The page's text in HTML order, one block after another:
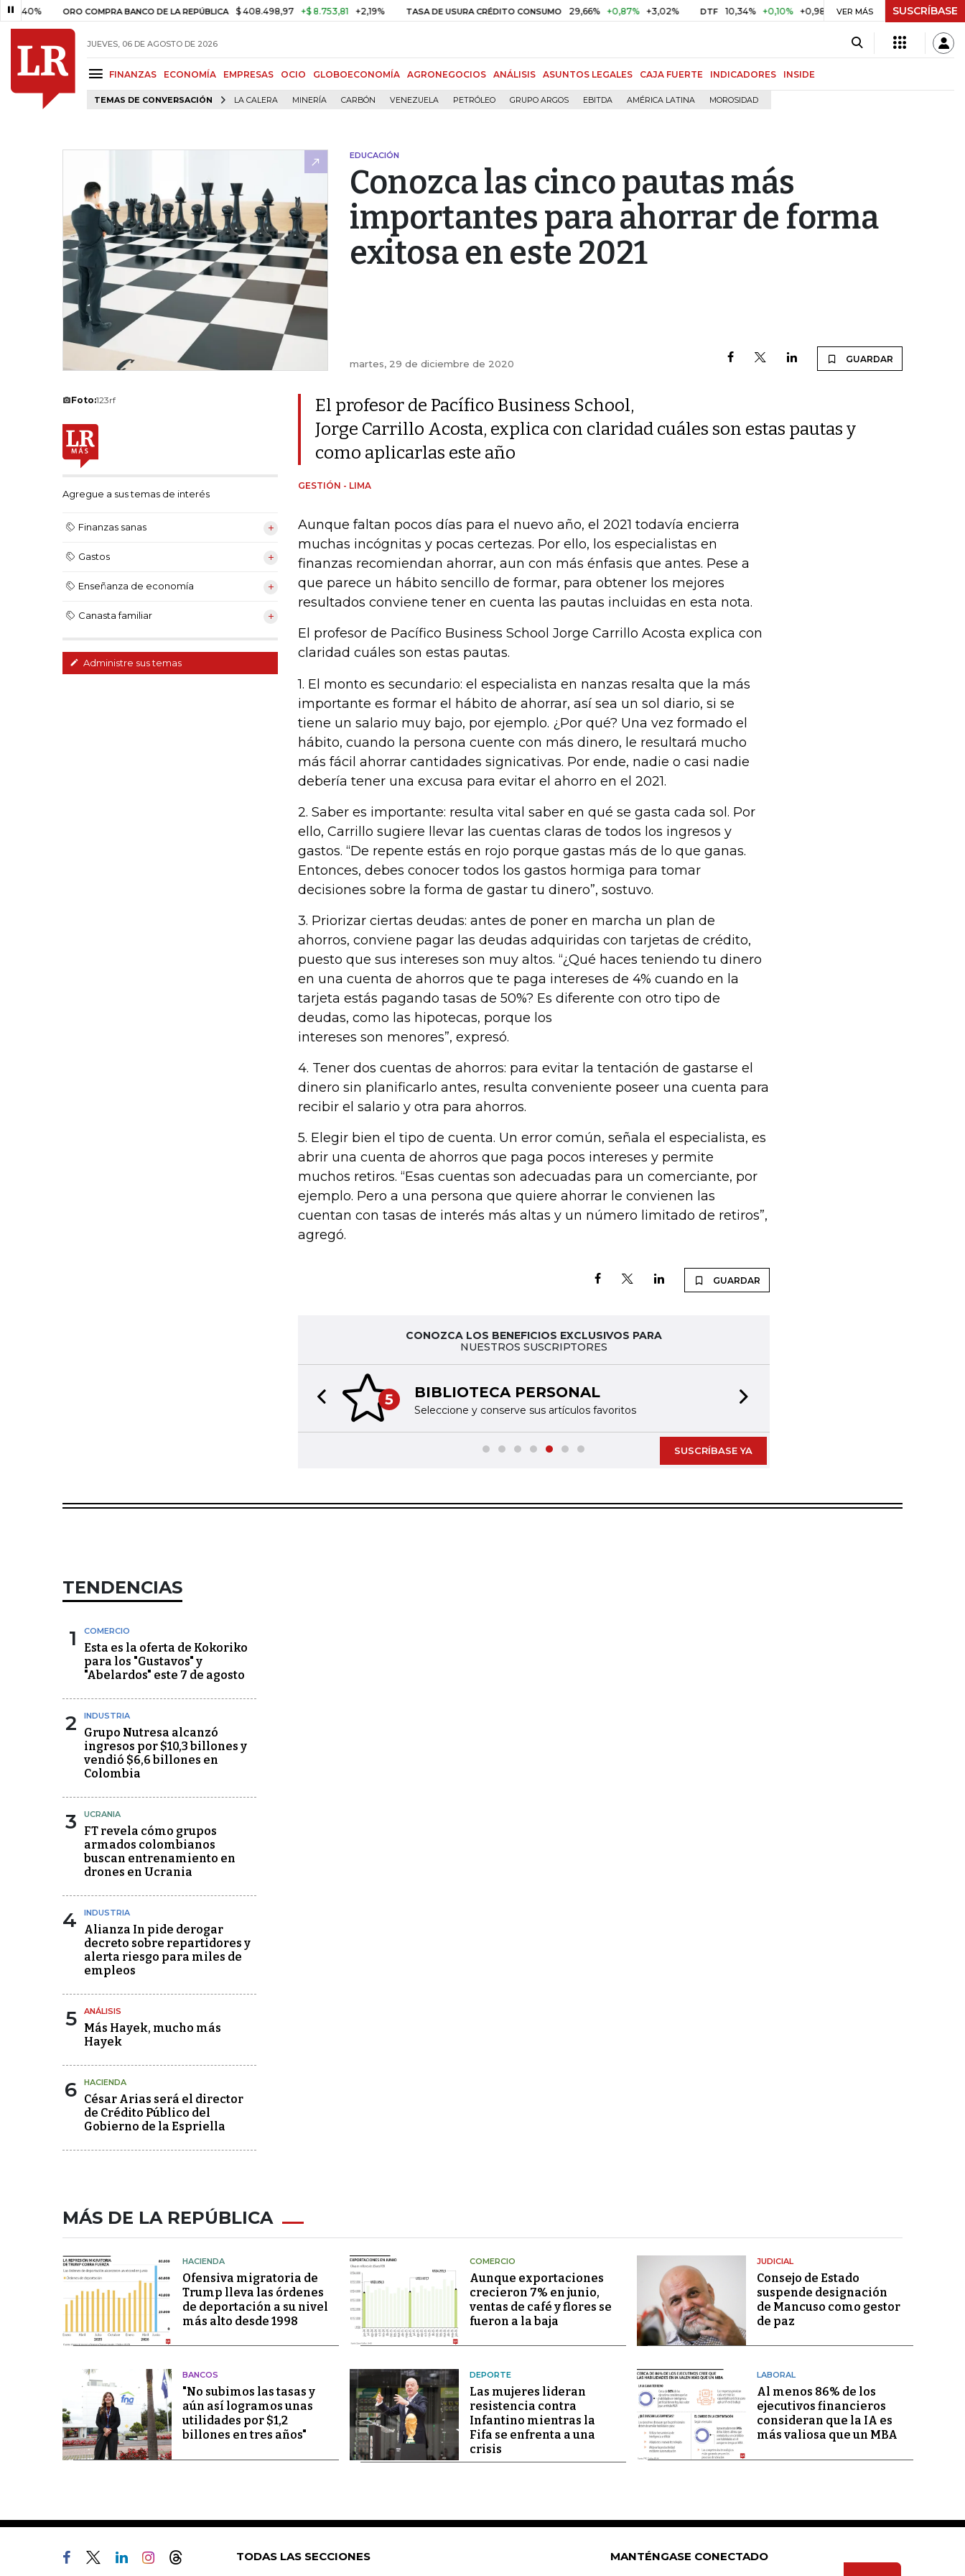
ORO COMPRA BANCO DE LA REPÚBLICA $ 408.498,97 +$ 8.753,81 +2,19% TASA DE USURA CRÉDITO CONSUMO 29,66% +0,87% +3,02% DTF 10,34% +0,10% +0,98% UVR $ 416,91 +$ 0,05 +0,01%
VER MÁS SUSCRÍBASE
JUEVES, 06 DE AGOSTO DE 2026
FINANZAS ECONOMÍA EMPRESAS OCIO GLOBOECONOMÍA AGRONEGOCIOS ANÁLISIS ASUNTOS LEGALES CAJA FUERTE INDICADORES INSIDE
TEMAS DE CONVERSACIÓN LA CALERA MINERÍA CARBÓN VENEZUELA PETRÓLEO GRUPO ARGOS EBITDA AMÉRICA LATINA MOROSIDAD
EDUCACIÓN
Conozca las cinco pautas más
importantes para ahorrar de forma
exitosa en este 2021
martes, 29 de diciembre de 2020 GUARDAR
Foto:123rf
Agregue a sus temas de interés
Finanzas sanas
Gastos
Enseñanza de economía
Canasta familiar
Administre sus temas
El profesor de Pacífico Business School,
Jorge Carrillo Acosta, explica con claridad cuáles son estas pautas y
como aplicarlas este año
GESTIÓN - LIMA
Aunque faltan pocos días para el nuevo año, el 2021 todavía encierra
muchas incógnitas y pocas certezas. Por ello, los especialistas en
finanzas recomiendan ahorrar, aun con más énfasis que antes. Pese a
que parece un hábito sencillo de formar, para obtener los mejores
resultados conviene tener en cuenta las pautas incluidas en esta nota.
El profesor de Pacífico Business School Jorge Carrillo Acosta explica con
claridad cuáles son estas pautas.
1. El monto es secundario: el especialista en nanzas resalta que la más
importante es formar el hábito de ahorrar, así sea un sol diario, si se
tiene un salario muy bajo, por ejemplo. ¿Por qué? Una vez formado el
hábito, cuando la persona cuente con más dinero, le resultará mucho
más fácil ahorrar cantidades signicativas. Por ende, nadie o casi nadie
debería tener una excusa para evitar el ahorro en el 2021.
2. Saber es importante: resulta vital saber en qué se gasta cada sol. Por
ello, Carrillo sugiere llevar las cuentas claras de todos los ingresos y
gastos. “De repente estás en rojo porque gastas más de lo que ganas.
Entonces, debes conocer todos los gastos hormiga para tomar
decisiones sobre la forma de gastar tu dinero”, sostuvo.
3. Priorizar ciertas deudas: antes de poner en marcha un plan de
ahorros, conviene pagar las deudas adquiridas con tarjetas de crédito,
puesto que sus intereses son muy altos. “¿Qué haces teniendo tu dinero
en una cuenta de ahorros que te paga intereses de 4% cuando en la
tarjeta estás pagando tasas de 50%? Es diferente con otro tipo de
deudas, como las hipotecas, porque los
intereses son menores”, expresó.
4. Tener dos cuentas de ahorros: para evitar la tentación de gastarse el
dinero sin planificarlo antes, resulta conveniente poseer una cuenta para
recibir el salario y otra para ahorros.
5. Elegir bien el tipo de cuenta. Un error común, señala el especialista, es
abrir una cuenta de ahorros que paga pocos intereses y permite
muchos retiros. “Esas cuentas son adecuadas para un comerciante, por
ejemplo. Pero a una persona que quiere ahorrar le convienen las
cuentan con tasas de interés más altas y un número limitado de retiros”,
agregó.
GUARDAR
CONOZCA LOS BENEFICIOS EXCLUSIVOS PARA
NUESTROS SUSCRIPTORES
5 BIBLIOTECA PERSONAL
Seleccione y conserve sus artículos favoritos
Previous slide
SUSCRÍBASE YA
TENDENCIAS
1 COMERCIO
Esta es la oferta de Kokoriko
para los "Gustavos" y
"Abelardos" este 7 de agosto
2 INDUSTRIA
Grupo Nutresa alcanzó
ingresos por $10,3 billones y
vendió $6,6 billones en
Colombia
3 UCRANIA
FT revela cómo grupos
armados colombianos
buscan entrenamiento en
drones en Ucrania
4 INDUSTRIA
Alianza In pide derogar
decreto sobre repartidores y
alerta riesgo para miles de
empleos
5 ANÁLISIS
Más Hayek, mucho más
Hayek
6 HACIENDA
César Arias será el director
de Crédito Público del
Gobierno de la Espriella
MÁS DE LA REPÚBLICA
HACIENDA
Ofensiva migratoria de
Trump lleva las órdenes
de deportación a su nivel
más alto desde 1998
COMERCIO
Aunque exportaciones
crecieron 7% en junio,
ventas de café y flores se
fueron a la baja
JUDICIAL
Consejo de Estado
suspende designación
de Mancuso como gestor
de paz
BANCOS
"No subimos las tasas y
aún así logramos unas
utilidades por $1,2
billones en tres años"
DEPORTE
Las mujeres lideran
resistencia contra
Infantino mientras la
Fifa se enfrenta a una
crisis
LABORAL
Al menos 86% de los
ejecutivos financieros
consideran que la IA es
más valiosa que un MBA
TODAS LAS SECCIONES MANTÉNGASE CONECTADO